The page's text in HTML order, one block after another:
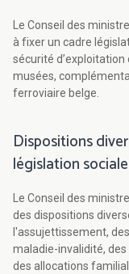
Le Conseil des
à fixer un cadre
sécurité
musées,
ferroviaire belge.
Dispositions
législation sociale
Le Conseil des
des dispositions
l'assujettissement,
maladie-invalidité,
des allocations